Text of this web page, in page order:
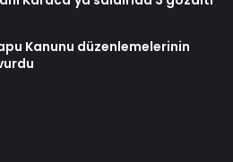
Kanunu düzenlemelerinin